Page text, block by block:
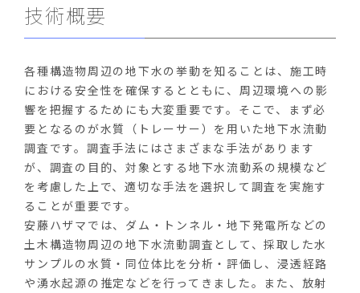
技術概要
各種構造物周辺の地下水の挙動を知ることは、施工時
における安全性を確保するとともに、周辺環境への影
響を把握するためにも大変重要です。そこで、まず必
要となるのが水質（トレーサー）を用いた地下水流動
調査です。調査手法にはさまざまな手法があります
が、調査の目的、対象とする地下水流動系の規模など
を考慮した上で、適切な手法を選択して調査を実施す
ることが重要です。
安藤ハザマでは、ダム・トンネル・地下発電所などの
土木構造物周辺の地下水流動調査として、採取した水
サンプルの水質・同位体比を分析・評価し、浸透経路
や湧水起源の推定などを行ってきました。また、放射